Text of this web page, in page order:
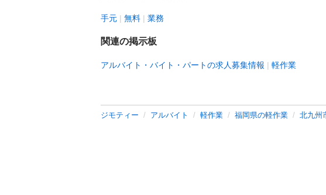
手元 無料 業務
関連の掲示板
アルバイト・バイト・パートの求人募集情報 軽作業
ジモティー アルバイト 軽作業 福岡県の軽作業 北九州